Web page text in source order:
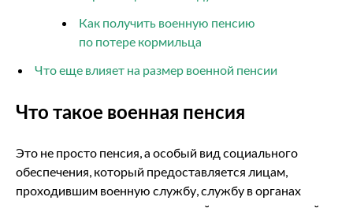
Как получить военную пенсию
по потере кормильца
Что еще влияет на размер военной пенсии
Что такое военная пенсия
Это не просто пенсия, а особый вид социального
обеспечения, который предоставляется лицам,
проходившим военную службу, службу в органах